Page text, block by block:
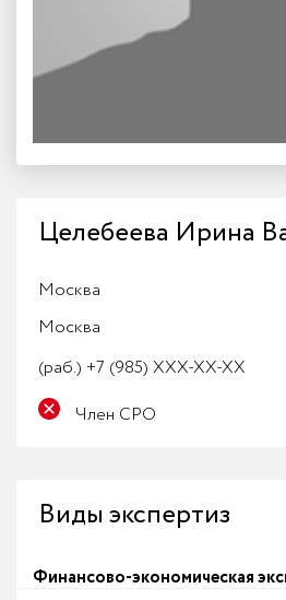
Целебеева Ирина
Москва
Москва
(раб.) +7 (985) XXX-XX-XX
Член СРО
Виды экспертиз
Финансово-экономическая